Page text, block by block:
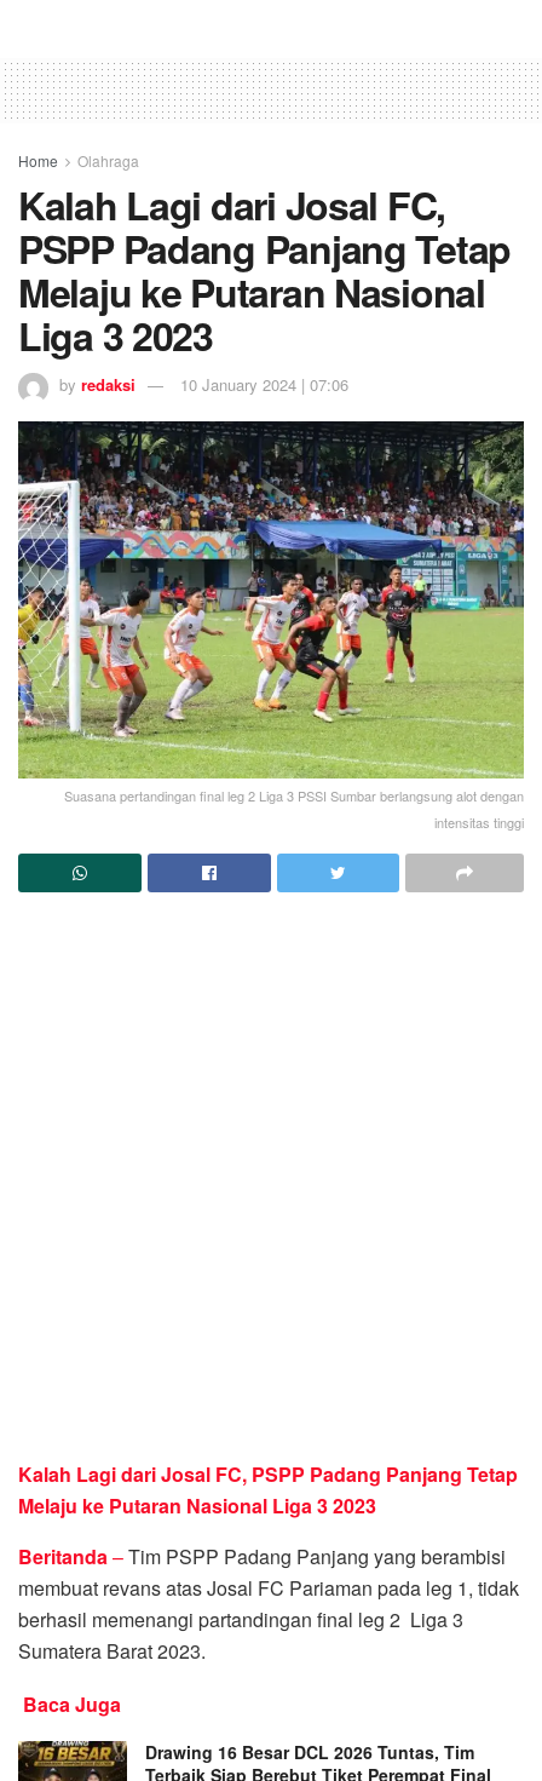
Home Olahraga
Kalah Lagi dari Josal FC,
PSPP Padang Panjang Tetap
Melaju ke Putaran Nasional
Liga 3 2023
by redaksi 10 January 2024 | 07:06
Suasana pertandingan final leg 2 Liga 3 PSSI Sumbar berlangsung alot dengan
intensitas tinggi
Kalah Lagi dari Josal FC, PSPP Padang Panjang Tetap
Melaju ke Putaran Nasional Liga 3 2023
Beritanda–Tim PSPP Padang Panjang yang berambisi
membuat revans atas Josal FC Pariaman pada leg 1, tidak
berhasil memenangi partandingan final leg 2 Liga 3
Sumatera Barat 2023.
Baca Juga
Drawing 16 Besar DCL 2026 Tuntas, Tim
Terbaik Siap Berebut Tiket Perempat Final